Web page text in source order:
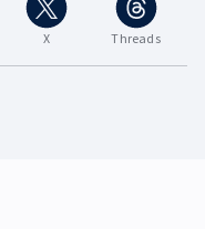
X Threads